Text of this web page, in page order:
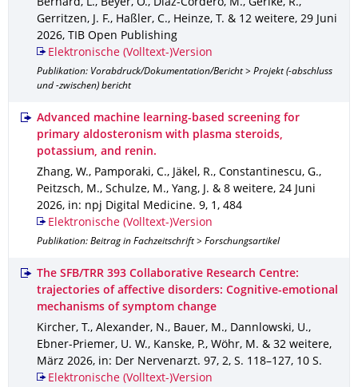
Bernard, L., Beyer, O., Diaz-Cordero, M., Gerike, R.,
Gerritzen, J. F., Haßler, C., Heinze, T. & 12 weitere, 29 Juni
2026,
TIB Open Publishing
Elektronische (Volltext-)Version
Publikation: Vorabdruck/Dokumentation/Bericht > Projekt (-abschluss
und -zwischen) bericht
Advanced machine learning-based screening for
primary aldosteronism with plasma steroids,
potassium, and renin.
Zhang, W., Pamporaki, C., Jäkel, R., Constantinescu, G.,
Peitzsch, M., Schulze, M., Yang, J. & 8 weitere, 24 Juni
2026, in: npj Digital Medicine. 9, 1 , 484
Elektronische (Volltext-)Version
Publikation: Beitrag in Fachzeitschrift > Forschungsartikel
The SFB/TRR 393 Collaborative Research Centre:
trajectories of affective disorders: Cognitive-emotional
mechanisms of symptom change
Kircher, T., Alexander, N., Bauer, M., Dannlowski, U.,
Ebner-Priemer, U. W., Kanske, P., Wöhr, M. & 32 weitere,
März 2026, in: Der Nervenarzt. 97, 2, S. 118–127, 10 S.
Elektronische (Volltext-)Version